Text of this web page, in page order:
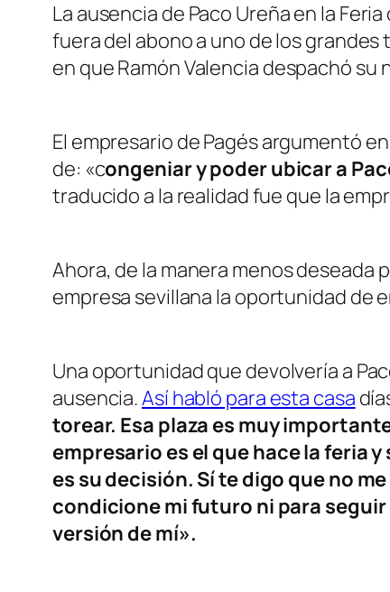
La ausencia de Paco Ureña en la
fuera del abono a uno de los
en que Ramón Valencia despachó
El empresario de Pagés argumentó
de: «congeniar y poder ubicar a
traducido a la realidad fue que la
Ahora, de la manera menos deseada
empresa sevillana la oportunidad de
Una oportunidad que devolvería a
ausencia.Así habló para esta casa
torear. Esa plaza es muy
empresario es el que hace la feria
es su decisión. Sí te digo que no
condicione mi futuro ni para
versión de mí».